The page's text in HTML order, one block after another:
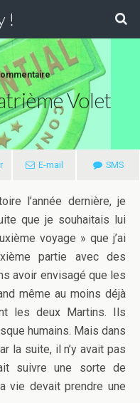
!
Volet
E-mail SMS
l’année dernière, je
que je souhaitais lui
voyage » que j’ai
partie avec des
avoir envisagé que les
même au moins déjà
les deux Martins. Ils
humains. Mais dans
la suite, il n’y avait pas
suivre une sorte de
vie devait prendre une